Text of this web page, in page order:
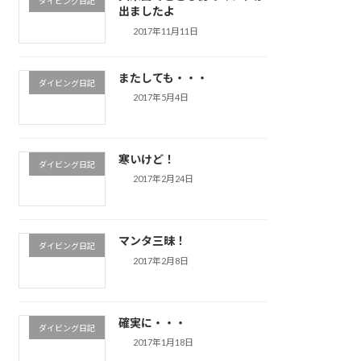
出ましたよ
2017年11月11日
ダイビング日記 またしても・・・
2017年5月4日
ダイビング日記 寒いけど！
2017年2月24日
ダイビング日記 マンタ三昧！
2017年2月8日
ダイビング日記 確実に・・・
2017年1月18日